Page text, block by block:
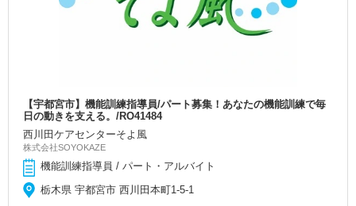
【宇都宮市】機能訓練指導員/パート募集！あなたの機能訓練で毎
日の動きを支える。/RO41484
西川田ケアセンターそよ風
株式会社SOYOKAZE
機能訓練指導員 / パート・アルバイト
栃木県 宇都宮市 西川田本町1-5-1